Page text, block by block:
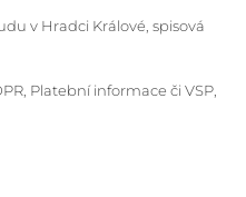
v Hradci Králové, spisová
Platební informace či VSP,